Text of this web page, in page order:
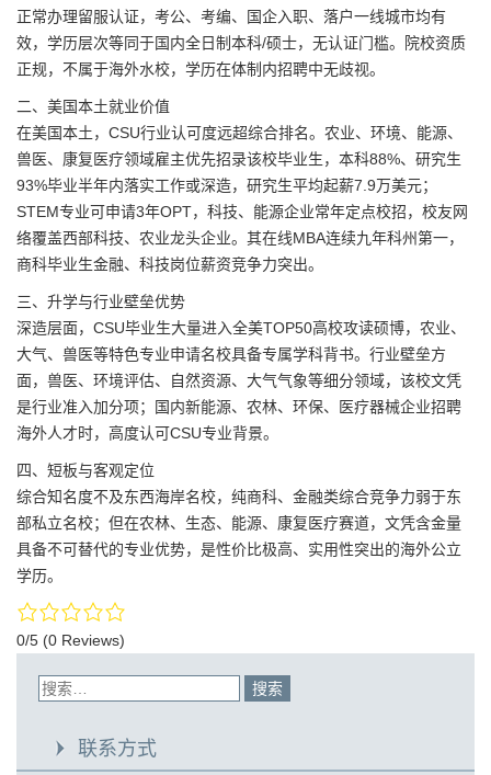
正常办理留服认证，考公、考编、国企入职、落户一线城市均有
效，学历层次等同于国内全日制本科/硕士，无认证门槛。院校资质
正规，不属于海外水校，学历在体制内招聘中无歧视。
二、美国本土就业价值
在美国本土，CSU行业认可度远超综合排名。农业、环境、能源、
兽医、康复医疗领域雇主优先招录该校毕业生，本科88%、研究生
93%毕业半年内落实工作或深造，研究生平均起薪7.9万美元；
STEM专业可申请3年OPT，科技、能源企业常年定点校招，校友网
络覆盖西部科技、农业龙头企业。其在线MBA连续九年科州第一，
商科毕业生金融、科技岗位薪资竞争力突出。
三、升学与行业壁垒优势
深造层面，CSU毕业生大量进入全美TOP50高校攻读硕博，农业、
大气、兽医等特色专业申请名校具备专属学科背书。行业壁垒方
面，兽医、环境评估、自然资源、大气气象等细分领域，该校文凭
是行业准入加分项；国内新能源、农林、环保、医疗器械企业招聘
海外人才时，高度认可CSU专业背景。
四、短板与客观定位
综合知名度不及东西海岸名校，纯商科、金融类综合竞争力弱于东
部私立名校；但在农林、生态、能源、康复医疗赛道，文凭含金量
具备不可替代的专业优势，是性价比极高、实用性突出的海外公立
学历。
0/5 (0 Reviews)
联系方式